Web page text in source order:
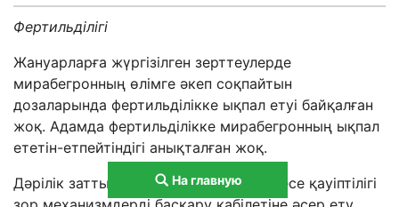
Фертильділігі
Жануарларға жүргізілген зерттеулерде
мирабегронның өлімге әкеп соқпайтын
дозаларында фертильділікке ықпал етуі байқалған
жоқ. Адамда фертильділікке мирабегронның ықпал
ететін-етпейтіндігі анықталған жоқ.
Дәрілік заттың көлік құралдарын немесе қауіптілігі
На главную